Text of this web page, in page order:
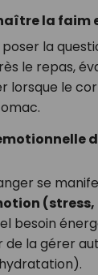
la faim
la
le repas,
lorsque le
se
(stress,
besoin
de la gérer